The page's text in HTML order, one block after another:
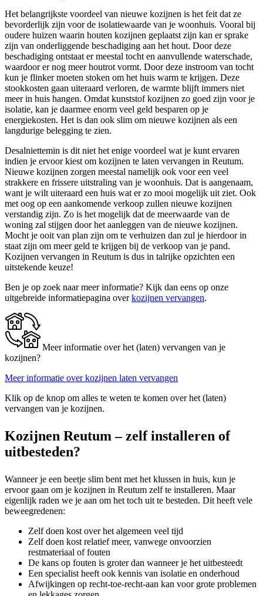
Het belangrijkste voordeel van nieuwe kozijnen is het feit dat ze
bevorderlijk zijn voor de isolatiewaarde van je woonhuis. Vooral bij
oudere huizen waarin houten kozijnen geplaatst zijn kan er sprake
zijn van onderliggende beschadiging aan het hout. Door deze
beschadiging ontstaat er meestal tocht en aanvullende waterschade,
waardoor er nog meer houtrot vormt. Door deze instroom van tocht
kun je flinker moeten stoken om het huis warm te krijgen. Deze
stookkosten gaan uiteraard verloren, de warmte blijft immers niet
meer in huis hangen. Omdat kunststof kozijnen zo goed zijn voor je
isolatie, kan je daarmee enorm veel geld besparen op je
energiekosten. Het is dan ook slim om nieuwe kozijnen als een
langdurige belegging te zien.
Desalniettemin is dit niet het enige voordeel wat je kunt ervaren
indien je ervoor kiest om kozijnen te laten vervangen in Reutum.
Nieuwe kozijnen zorgen meestal namelijk ook voor een veel
strakkere en frissere uitstraling van je woonhuis. Dat is aangenaam,
want je wilt uiteraard een huis wat er zo mooi mogelijk uit ziet. Ook
met oog op een aankomende verkoop zullen nieuwe kozijnen
verstandig zijn. Zo is het mogelijk dat de meerwaarde van de
woning zal stijgen door het aanleggen van de nieuwe kozijnen.
Mocht je ooit van plan zijn om te verhuizen dan zul je hierdoor in
staat zijn om meer geld te krijgen bij de verkoop van je pand.
Kozijnen vervangen in Reutum is dus in talrijke opzichten een
uitstekende keuze!
Ben je op zoek naar meer informatie? Kijk dan eens op onze
uitgebreide informatiepagina overkozijnen vervangen.
Meer informatie over het (laten) vervangen van je
kozijnen?
Meer informatie over kozijnen laten vervangen
Klik op de knop om alles te weten te komen over het (laten)
vervangen van je kozijnen.
Kozijnen Reutum – zelf installeren of
uitbesteden?
Wanneer je een beetje slim bent met het klussen in huis, kun je
ervoor gaan om je kozijnen in Reutum zelf te installeren. Maar
eigenlijk raden we je aan om het toch uit te besteden. Dit heeft vele
beweegredenen:
Zelf doen kost over het algemeen veel tijd
Zelf doen kost relatief meer, vanwege onvoorzien
restmateriaal of fouten
De kans op fouten is groter dan wanneer je het uitbesteedt
Een specialist heeft ook kennis van isolatie en onderhoud
Afwijkingen op recht-toe-recht-aan kan voor grote problemen